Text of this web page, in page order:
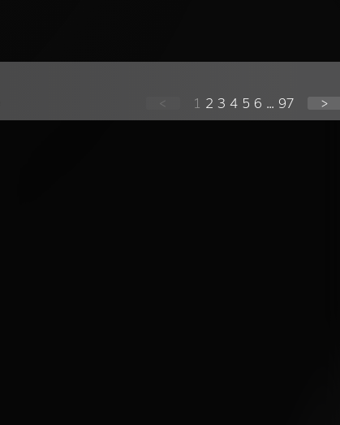
< 1 2 3 4 5 6 ... 97 >